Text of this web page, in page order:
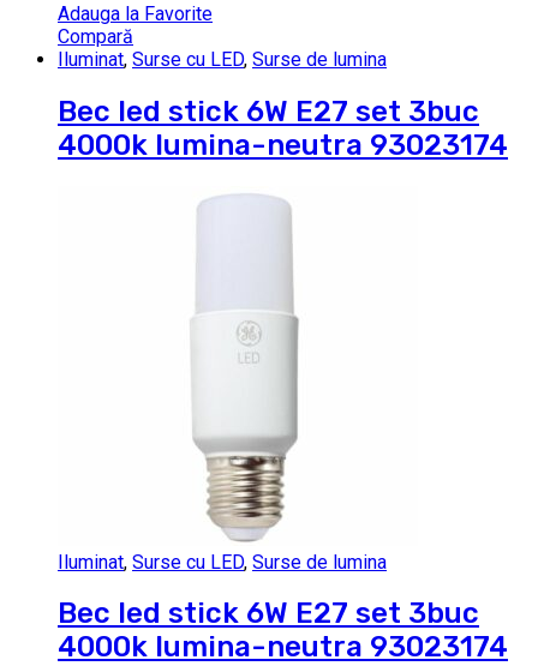
Adauga la Favorite
Compară
Iluminat, Surse cu LED, Surse de lumina
Bec led stick 6W E27 set 3buc
4000k lumina-neutra 93023174
Iluminat, Surse cu LED, Surse de lumina
Bec led stick 6W E27 set 3buc
4000k lumina-neutra 93023174